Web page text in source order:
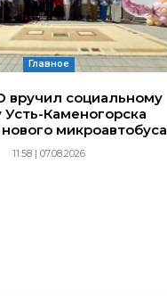
Главное
вручил социальному
Усть-Каменогорска
микроавтобуса
11:58 | 07.08.2026